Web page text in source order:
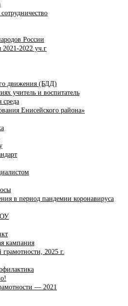
России
2021-2022 уч.г
движения (БДД)
учитель и воспитатель
Енисейского района»
в период пандемии коронавируса
кампания
грамотности, 2025 г.
— 2021